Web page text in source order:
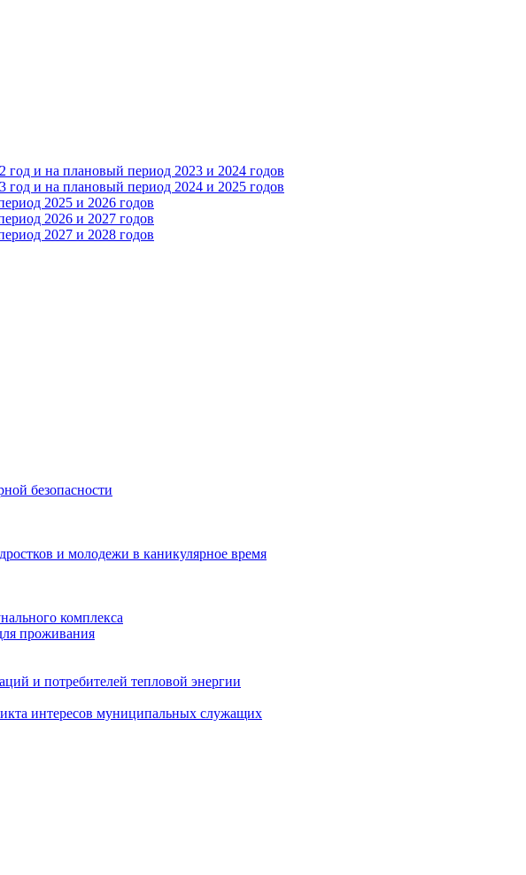
и на плановый период 2023 и 2024 годов
и на плановый период 2024 и 2025 годов
2025 и 2026 годов
2026 и 2027 годов
2027 и 2028 годов
безопасности
и молодежи в каникулярное время
комплекса
проживания
и потребителей тепловой энергии
интересов муниципальных служащих